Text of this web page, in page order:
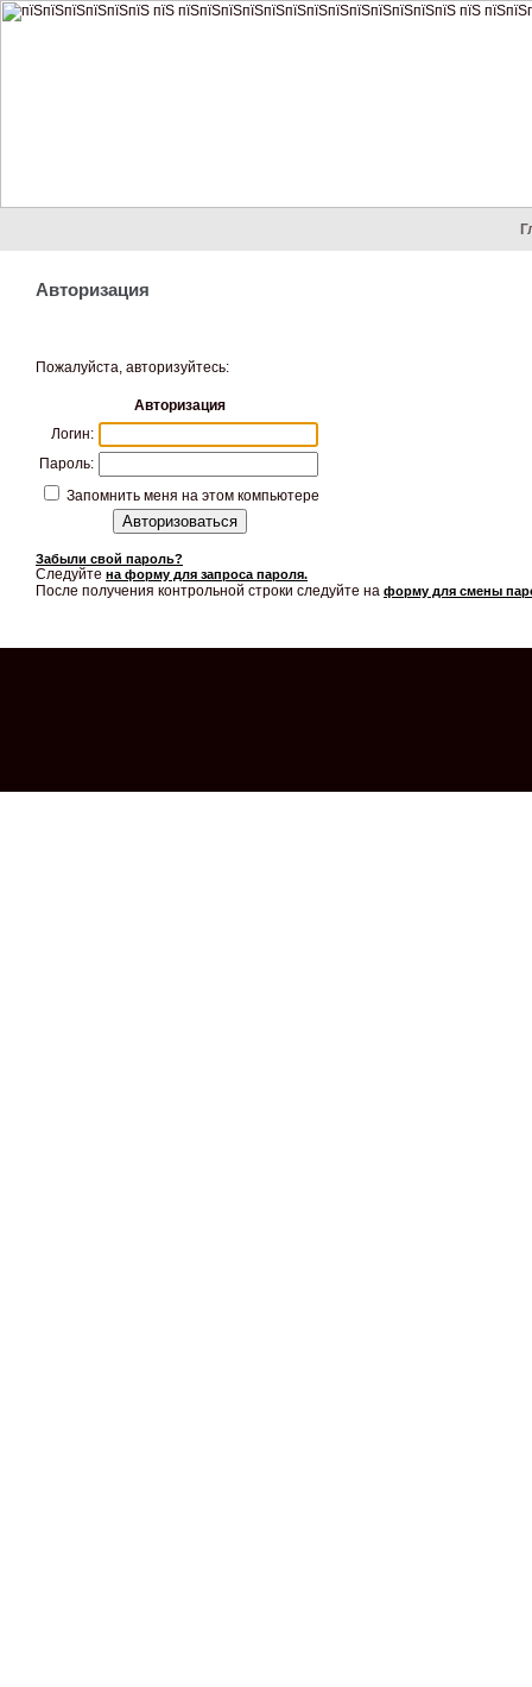
Авторизация
Пожалуйста, авторизуйтесь:
Авторизация
Логин:
Пароль:
Запомнить меня на этом компьютере
Забыли свой пароль?
Следуйте на форму для запроса пароля.
После получения контрольной строки следуйте на форму для смены